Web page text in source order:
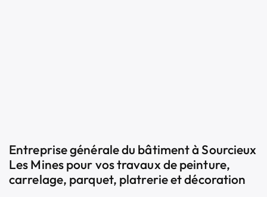
Entreprise générale du bâtiment à Sourcieux
Les Mines pour vos travaux de peinture,
carrelage, parquet, platrerie et décoration